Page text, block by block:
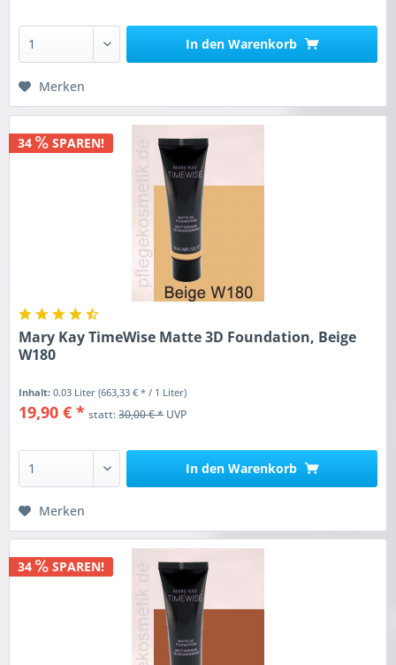
In den Warenkorb
Merken
34 SPAREN!
Mary Kay TimeWise Matte 3D Foundation, Beige
W180
Inhalt:0.03 Liter(663,33 € * / 1 Liter)
19,90 € * statt:30,00 € *UVP
In den Warenkorb
Merken
34 SPAREN!